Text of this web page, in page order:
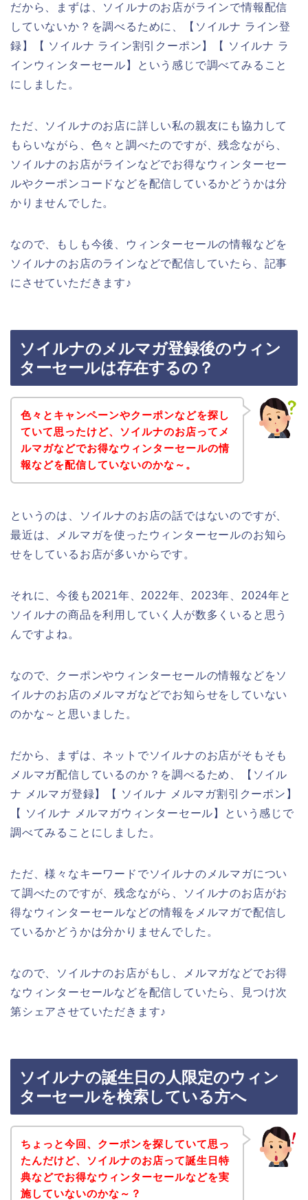
だから、まずは、ソイルナのお店がラインで情報配信
していないか？を調べるために、【ソイルナ ライン登
録】【 ソイルナ ライン割引クーポン】【 ソイルナ ラ
インウィンターセール】という感じで調べてみること
にしました。
ただ、ソイルナのお店に詳しい私の親友にも協力して
もらいながら、色々と調べたのですが、残念ながら、
ソイルナのお店がラインなどでお得なウィンターセー
ルやクーポンコードなどを配信しているかどうかは分
かりませんでした。
なので、もしも今後、ウィンターセールの情報などを
ソイルナのお店のラインなどで配信していたら、記事
にさせていただきます♪
ソイルナのメルマガ登録後のウィン
ターセールは存在するの？
色々とキャンペーンやクーポンなどを探し
ていて思ったけど、ソイルナのお店ってメ
ルマガなどでお得なウィンターセールの情
報などを配信していないのかな～。
というのは、ソイルナのお店の話ではないのですが、
最近は、メルマガを使ったウィンターセールのお知ら
せをしているお店が多いからです。
それに、今後も2021年、2022年、2023年、2024年と
ソイルナの商品を利用していく人が数多くいると思う
んですよね。
なので、クーポンやウィンターセールの情報などをソ
イルナのお店のメルマガなどでお知らせをしていない
のかな～と思いました。
だから、まずは、ネットでソイルナのお店がそもそも
メルマガ配信しているのか？を調べるため、【ソイル
ナ メルマガ登録】【 ソイルナ メルマガ割引クーポン】
【 ソイルナ メルマガウィンターセール】という感じで
調べてみることにしました。
ただ、様々なキーワードでソイルナのメルマガについ
て調べたのですが、残念ながら、ソイルナのお店がお
得なウィンターセールなどの情報をメルマガで配信し
ているかどうかは分かりませんでした。
なので、ソイルナのお店がもし、メルマガなどでお得
なウィンターセールなどを配信していたら、見つけ次
第シェアさせていただきます♪
ソイルナの誕生日の人限定のウィン
ターセールを検索している方へ
ちょっと今回、クーポンを探していて思っ
たんだけど、ソイルナのお店って誕生日特
典などでお得なウィンターセールなどを実
施していないのかな～？